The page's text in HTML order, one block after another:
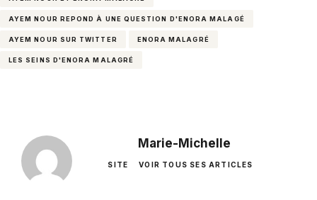
AYEM NOUR REPOND À UNE QUESTION D'ENORA MALAGÉ
AYEM NOUR SUR TWITTER ENORA MALAGRÉ
LES SEINS D'ENORA MALAGRÉ
Marie-Michelle
SITE VOIR TOUS SES ARTICLES